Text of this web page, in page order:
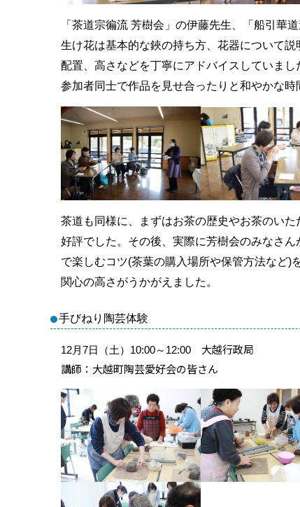
「茶道宗徧流 芳樹会」の伊藤先生、「船引華
生け花は基本的な鋏の持ち方、花器について
配置、高さなどを丁寧にアドバイスしていま
参加者同士で作品を見せ合ったりと和やかな時
茶道も同様に、まずはお茶の歴史やお茶のい
好評でした。その後、実際に芳樹会のみなさ
で楽しむコツ(茶葉の購入場所や保管方法など)
関心の高さがうかがえました。
手びねり陶芸体験
12月7日（土）10:00～12:00 大越行政局
講師：大越町陶芸愛好会の皆さん